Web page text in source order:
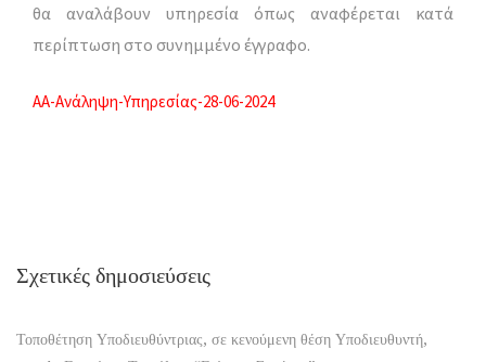
θα αναλάβουν υπηρεσία όπως αναφέρεται κατά
περίπτωση στο συνημμένο έγγραφο.
AA-Ανάληψη-Υπηρεσίας-28-06-2024
Σχετικές δημοσιεύσεις
Τοποθέτηση Υποδιευθύντριας, σε κενούμενη θέση Υποδιευθυντή,